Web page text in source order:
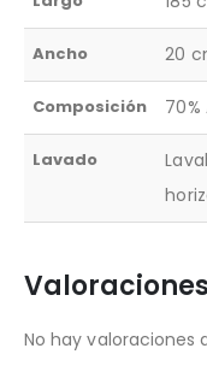
Ancho 20
Composición 70%
Lavado
Valoraciones
No hay valoraciones